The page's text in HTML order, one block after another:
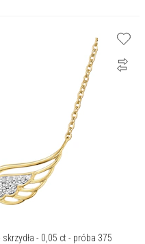
- 0,05 ct - próba 375